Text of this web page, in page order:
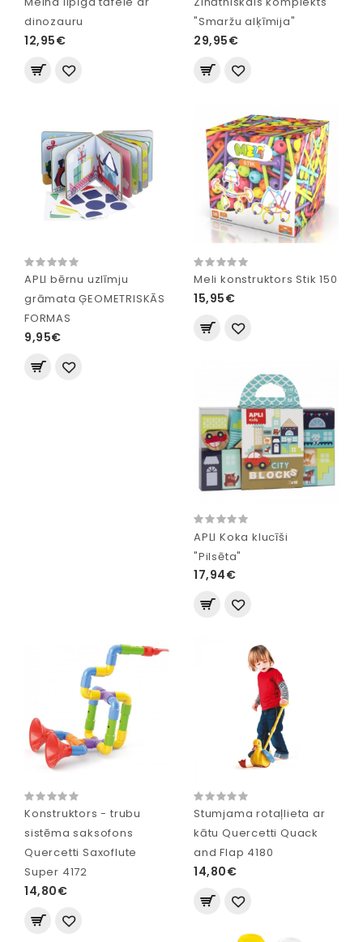
dinozauru
12,95€
"Smaržu alķīmija"
29,95€
APLI bērnu uzlīmju
grāmata ĢEOMETRISKĀS
FORMAS
9,95€
Meli konstruktors Stik 150
15,95€
APLI Koka klucīši
"Pilsēta"
17,94€
Konstruktors - trubu
sistēma saksofons
Quercetti Saxoflute
Super 4172
14,80€
Stumjama rotaļlieta ar
kātu Quercetti Quack
and Flap 4180
14,80€